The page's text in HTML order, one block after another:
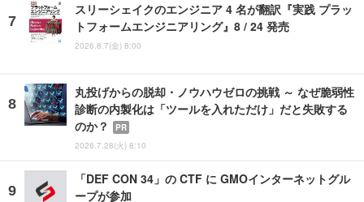
スリーシェイクのエンジニア 4 名が翻訳『実践 プラッ
トフォームエンジニアリング』8 / 24 発売
2026.8.7(金) 8:00
丸投げからの脱却・ノウハウゼロの挑戦 ～ なぜ脆弱性
診断の内製化は「ツールを入れただけ」だと失敗する
のか？
PR
2026.7.28(火) 8:10
「DEF CON 34」の CTF に GMOインターネットグル
ープが参加